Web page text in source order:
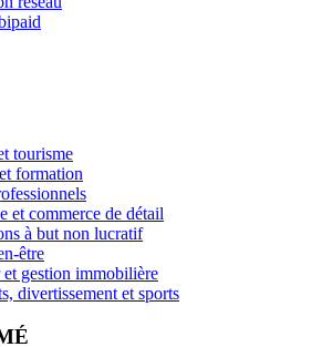
tourisme
formation
et commerce de détail
à but non lucratif
être
gestion immobilière
divertissement et sports